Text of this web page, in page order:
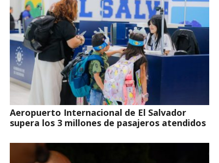
Aeropuerto Internacional de El Salvador
supera los 3 millones de pasajeros atendidos